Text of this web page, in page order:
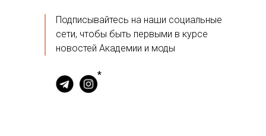
Подписывайтесь на наши социальные
сети, чтобы быть первыми в курсе
новостей Академии и моды
*